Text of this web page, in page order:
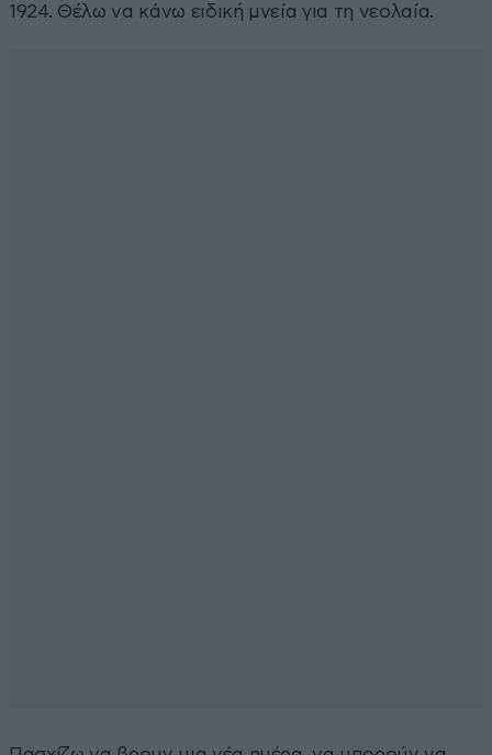
1924. Θέλω να κάνω ειδική μνεία για τη νεολαία.